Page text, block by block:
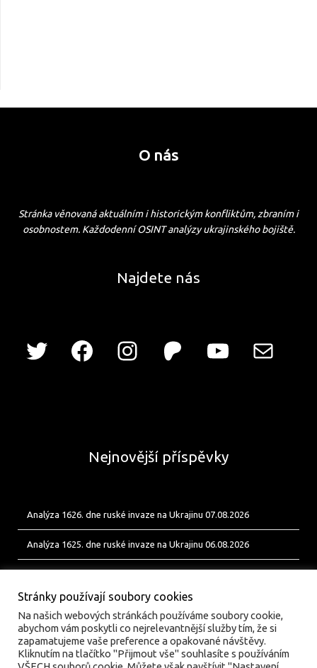
O nás
Stránka věnovaná aktuálním i historickým konfliktům, zbraním i
osobnostem. Každodenní OSINT analýzy ukrajinského bojiště.
Najdete nás
Nejnovější příspěvky
Analýza 1626. dne ruské invaze na Ukrajinu 07.08.2026
Analýza 1625. dne ruské invaze na Ukrajinu 06.08.2026
Stránky používají soubory cookies
Na našich webových stránkách používáme soubory cookie,
abychom vám poskytli co nejrelevantnější služby tím, že si
zapamatujeme vaše preference a opakované návštěvy.
Kliknutím na tlačítko "Přijmout vše" souhlasíte s používáním